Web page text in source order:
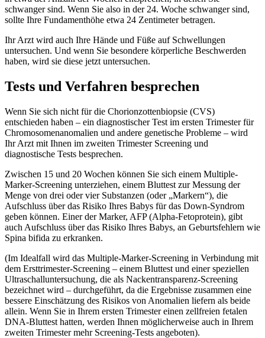
schwanger sind. Wenn Sie also in der 24. Woche schwanger sind,
sollte Ihre Fundamenthöhe etwa 24 Zentimeter betragen.
Ihr Arzt wird auch Ihre Hände und Füße auf Schwellungen
untersuchen. Und wenn Sie besondere körperliche Beschwerden
haben, wird sie diese jetzt untersuchen.
Tests und Verfahren besprechen
Wenn Sie sich nicht für die Chorionzottenbiopsie (CVS)
entschieden haben – ein diagnostischer Test im ersten Trimester für
Chromosomenanomalien und andere genetische Probleme – wird
Ihr Arzt mit Ihnen im zweiten Trimester Screening und
diagnostische Tests besprechen.
Zwischen 15 und 20 Wochen können Sie sich einem Multiple-
Marker-Screening unterziehen, einem Bluttest zur Messung der
Menge von drei oder vier Substanzen (oder „Markern“), die
Aufschluss über das Risiko Ihres Babys für das Down-Syndrom
geben können. Einer der Marker, AFP (Alpha-Fetoprotein), gibt
auch Aufschluss über das Risiko Ihres Babys, an Geburtsfehlern wie
Spina bifida zu erkranken.
(Im Idealfall wird das Multiple-Marker-Screening in Verbindung mit
dem Ersttrimester-Screening – einem Bluttest und einer speziellen
Ultraschalluntersuchung, die als Nackentransparenz-Screening
bezeichnet wird – durchgeführt, da die Ergebnisse zusammen eine
bessere Einschätzung des Risikos von Anomalien liefern als beide
allein. Wenn Sie in Ihrem ersten Trimester einen zellfreien fetalen
DNA-Bluttest hatten, werden Ihnen möglicherweise auch in Ihrem
zweiten Trimester mehr Screening-Tests angeboten).